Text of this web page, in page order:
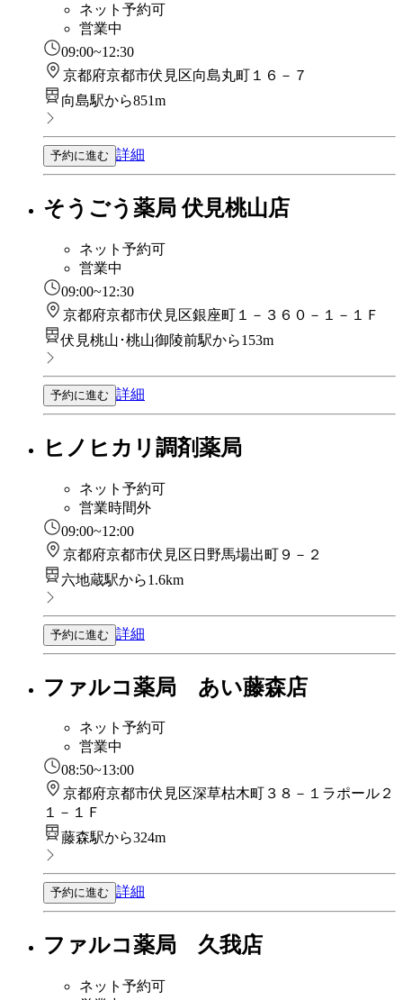
ネット予約可
営業中
09:00~12:30
京都府京都市伏見区向島丸町１６－７
向島駅から851m
予約に進む 詳細
そうごう薬局 伏見桃山店
ネット予約可
営業中
09:00~12:30
京都府京都市伏見区銀座町１－３６０－１－１Ｆ
伏見桃山･桃山御陵前駅から153m
予約に進む 詳細
ヒノヒカリ調剤薬局
ネット予約可
営業時間外
09:00~12:00
京都府京都市伏見区日野馬場出町９－２
六地蔵駅から1.6km
予約に進む 詳細
ファルコ薬局 あい藤森店
ネット予約可
営業中
08:50~13:00
京都府京都市伏見区深草枯木町３８－１ラポール２
１－１Ｆ
藤森駅から324m
予約に進む 詳細
ファルコ薬局 久我店
ネット予約可